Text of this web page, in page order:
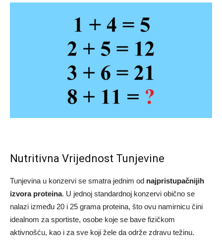
Nutritivna Vrijednost Tunjevine
Tunjevina u konzervi se smatra jednim od najpristupačnijih
izvora proteina. U jednoj standardnoj konzervi obično se
nalazi između 20 i 25 grama proteina, što ovu namirnicu čini
idealnom za sportiste, osobe koje se bave fizičkom
aktivnošću, kao i za sve koji žele da održe zdravu težinu.